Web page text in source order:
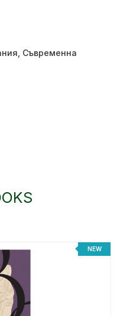
Съвременна
NEW